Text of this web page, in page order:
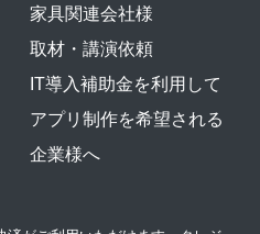
家具関連会社様
取材・講演依頼
IT導入補助金を利用して
アプリ制作を希望される
企業様へ